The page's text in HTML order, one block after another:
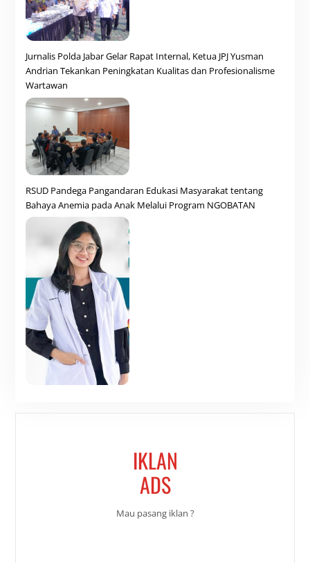
Jurnalis Polda Jabar Gelar Rapat Internal, Ketua JPJ Yusman
Andrian Tekankan Peningkatan Kualitas dan Profesionalisme
Wartawan
RSUD Pandega Pangandaran Edukasi Masyarakat tentang
Bahaya Anemia pada Anak Melalui Program NGOBATAN
IKLAN
ADS
Mau pasang iklan ?